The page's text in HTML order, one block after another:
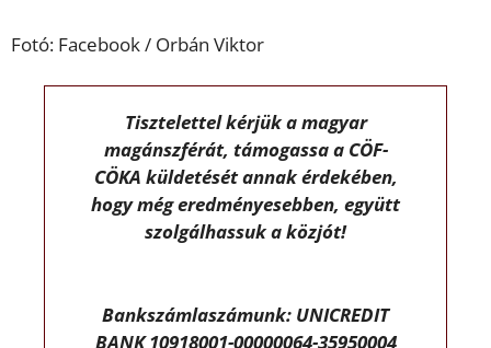
Fotó: Facebook / Orbán Viktor
Tisztelettel kérjük a magyar
magánszférát, támogassa a CÖF-
CÖKA küldetését annak érdekében,
hogy még eredményesebben, együtt
szolgálhassuk a közjót!
Bankszámlaszámunk: UNICREDIT
BANK 10918001-00000064-35950004